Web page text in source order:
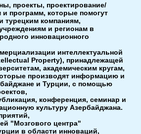
проекты, проектирование/
и программ, которые помогут
турецким компаниям,
и регионам в
инновационного
интеллектуальной
Property), принадлежащей
академическим кругам,
производят информацию и
и Турции, с помощью
конференция, семинар и
культуру Азербайджана.
"Мозгового центра"
в области инноваций,